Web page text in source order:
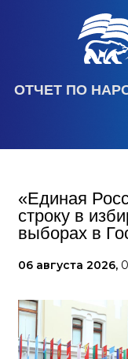
ОТЧЕТ ПО
«Единая
строку в
выборах в
06 августа 2026,